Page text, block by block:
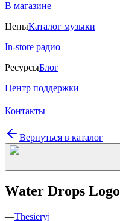
В магазине
ЦеныКаталог музыки
In-store радио
РесурсыБлог
Центр поддержки
Контакты
Вернуться в каталог
Water Drops Logo
—Thesieryj